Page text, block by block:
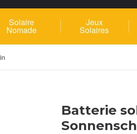
Solaire
Nomade
Jeux
Solaires
Batterie